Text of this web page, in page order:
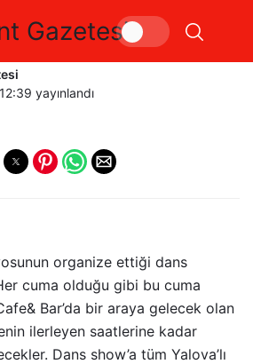
Gazetesi
yayınlandı
organize ettiği dans
cuma olduğu gibi bu cuma
Bar’da bir araya gelecek olan
ilerleyen saatlerine kadar
Dans show’a tüm Yalova’lı